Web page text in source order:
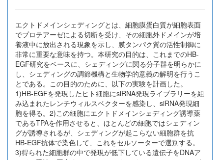
エクトドメインシェディングとは、細胞膜蛋白質が細胞表面
でプロテアーゼによる切断を受け、その細胞外ドメインが培
養液中に放出される現象を示し、膜タンパク質の活性制御に
非常に重要な意味を持つ。本研究の目的は、これまでのHB-
EGF研究をベースに、シェディングに関る分子群を明らかに
し、シェディングの調節機構と生物学的意義の解明を行うこ
とである。この目的のために、以下の実験を計画した。
1)HB-EGFを発現したヒト細胞にsiRNA発現ライブラリーを組
み込まれたレンチウィルスベクターを感染し、siRNA発現細
胞を得る。2)この細胞にエクトドメインシェディング誘導薬
であるTPAを作用させると、ほとんどの細胞ではシェディン
グが誘導されるが、シェディングが起こらない細胞群を抗
HB-EGF抗体で染色して、これをセルソーターで選別する。
3)得られた細胞群の中で発現が低下している遺伝子をDNAア